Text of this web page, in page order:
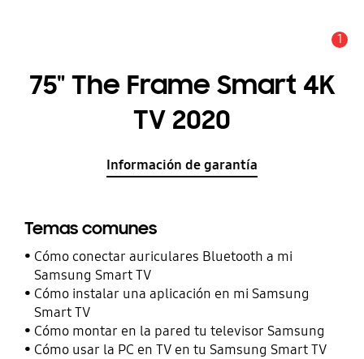
1
75" The Frame Smart 4K
TV 2020
Información de garantía
Temas comunes
Cómo conectar auriculares Bluetooth a mi
Samsung Smart TV
Cómo instalar una aplicación en mi Samsung
Smart TV
Cómo montar en la pared tu televisor Samsung
Cómo usar la PC en TV en tu Samsung Smart TV